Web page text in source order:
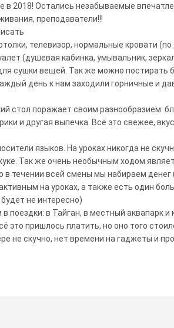
в 2018! Остались незабываемые
преподаватели!!!
телевизор, нормальные кровати
(душевая кабинка, умывальник,
сушки вещей. Так же можно постирать
день к нам заходили горничные и
стол поражает своим разнообразием:
и другая выпечка. Всё это свежее,
языков. На уроках никогда не
Так же очень необычным ходом
в течении всей смены мы набираем
на уроках, а также есть один
не интересно)
поездки: в Тайган, в местный аквапарк
это пришлось платить, но оно того
не скучно, нет времени на гаджеты и